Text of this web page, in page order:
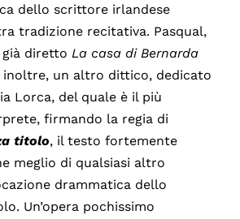
dello scrittore irlandese
tradizione recitativa. Pasqual,
già diretto La casa di Bernarda
inoltre, un altro dittico, dedicato
Lorca, del quale è il più
firmando la regia di
titolo, il testo fortemente
meglio di qualsiasi altro
drammatica dello
Un’opera pochissimo